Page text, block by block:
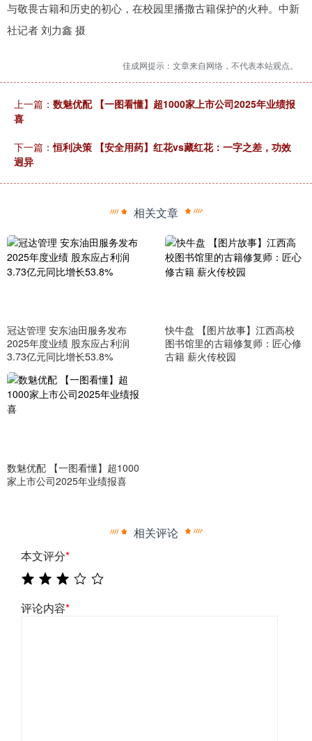
与敬畏古籍和历史的初心，在校园里播撒古籍保护的火种。中新
社记者 刘力鑫 摄
佳成网提示：文章来自网络，不代表本站观点。
上一篇： 数魅优配 【一图看懂】超1000家上市公司2025年业绩报
喜
下一篇：恒利决策 【安全用药】红花vs藏红花：一字之差，功效
迥异
相关文章
冠达管理 安东油田服务发布
2025年度业绩 股东应占利润
3.73亿元同比增长53.8%
快牛盘 【图片故事】江西高校
图书馆里的古籍修复师：匠心修
古籍 薪火传校园
数魅优配 【一图看懂】超1000
家上市公司2025年业绩报喜
相关评论
本文评分*
评论内容*